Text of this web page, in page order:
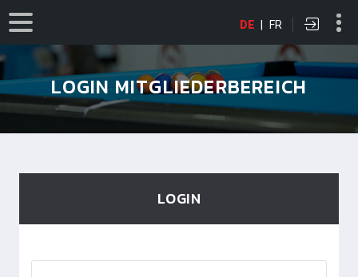
DE | FR
LOGIN MITGLIEDERBEREICH
LOGIN